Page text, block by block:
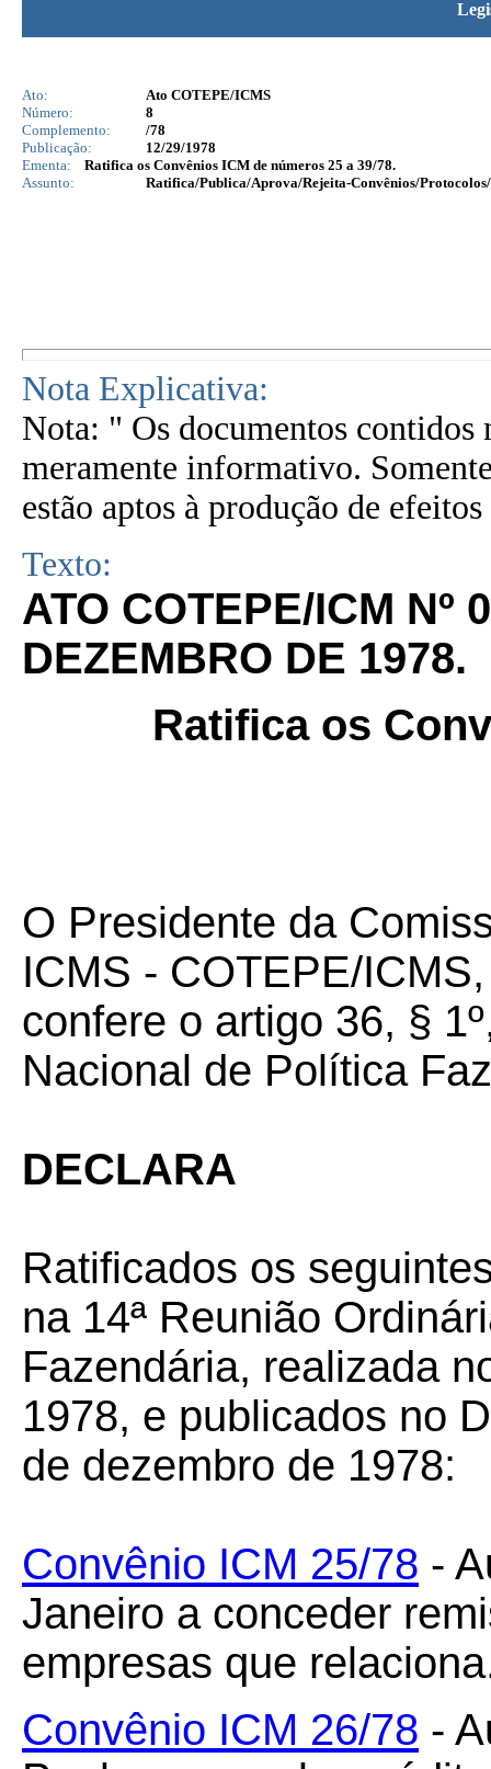
Ato:
Ato COTEPE/ICMS
Número:
8
Complemento:
/78
Publicação:
12/29/1978
Ementa:
Ratifica os Convênios ICM de números 25 a 39/78.
Assunto:
Ratifica/Publica/Aprova/Rejeita-Convênios/
Nota Explicativa:
Nota: " Os documentos contidos
meramente informativo.
estão aptos à produção de
Texto:
ATO COTEPE/ICM Nº
DEZEMBRO DE 1978.
Ratifica os
O Presidente da
ICMS - COTEPE/
confere o artigo 36, §
Nacional de Política
DECLARA
Ratificados os
na 14ª Reunião
Fazendária, realizada
1978, e publicados no
de dezembro de 1978:
Convênio ICM 25/78 -
Janeiro a conceder
empresas que
Convênio ICM 26/78 -